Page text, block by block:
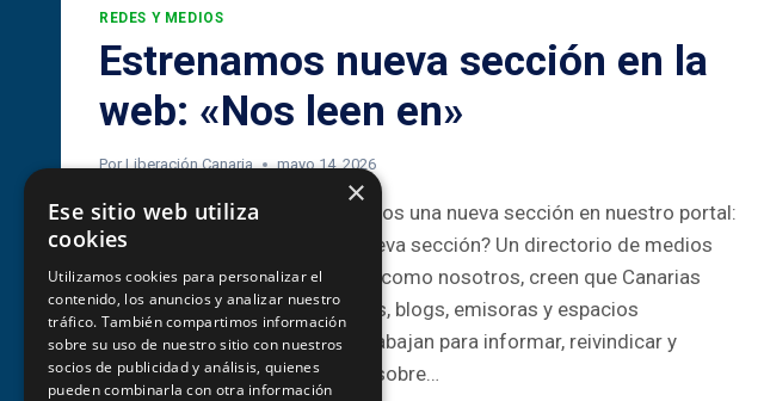
REDES Y MEDIOS
Estrenamos nueva sección en la
web: «Nos leen en»
Por Liberación Canaria mayo 14, 2026
En Liberación Canaria estrenamos una nueva sección en nuestro portal:
«Nos leen en». ¿Qué es esta nueva sección? Un directorio de medios
digitales y radios canarias que, como nosotros, creen que Canarias
merece una voz propia. Portales, blogs, emisoras y espacios
independientes que cada día trabajan para informar, reivindicar y
mantener viva la conversación sobre…
×
Ese sitio web utiliza
cookies
Utilizamos cookies para personalizar el
contenido, los anuncios y analizar nuestro
tráfico. También compartimos información
sobre su uso de nuestro sitio con nuestros
socios de publicidad y análisis, quienes
pueden combinarla con otra información